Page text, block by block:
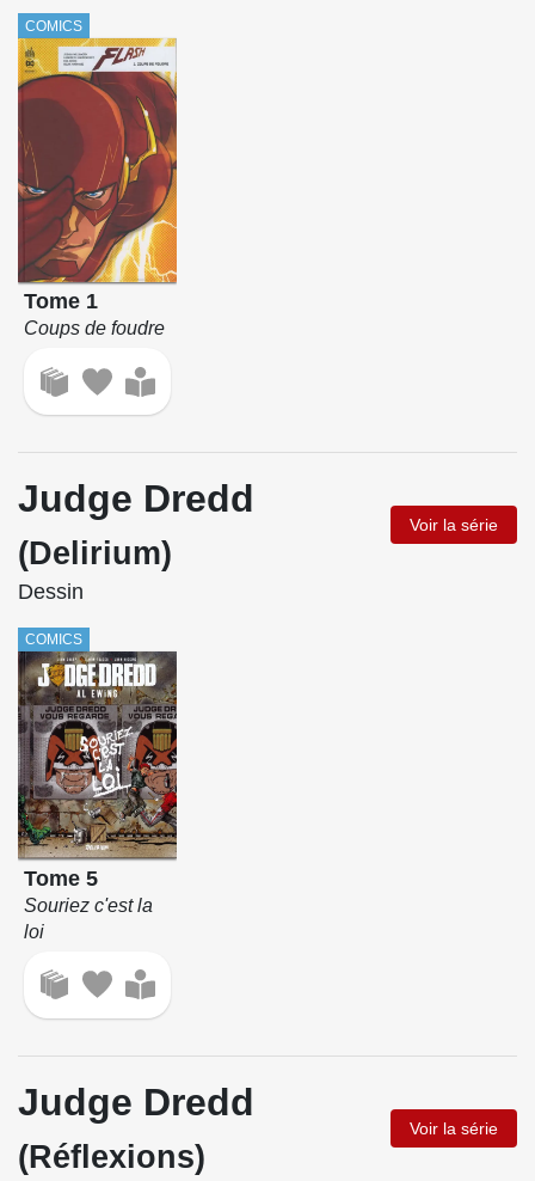
COMICS
Tome 1
Coups de foudre
Judge Dredd
(Delirium)
Voir la série
Dessin
COMICS
Tome 5
Souriez c'est la
loi
Judge Dredd
(Réflexions)
Voir la série